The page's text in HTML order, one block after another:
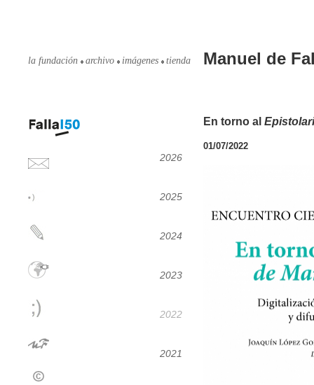
la fundación archivo imágenes tienda Manuel de
2026
2025
2024
2023
2022
2021
En torno al
01/07/2022